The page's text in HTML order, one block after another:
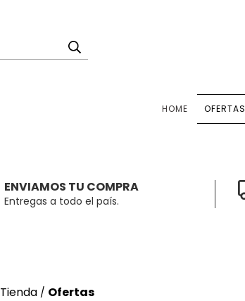
HOME OFERTAS
ENVIAMOS TU COMPRA
Entregas a todo el país.
Tienda / Ofertas